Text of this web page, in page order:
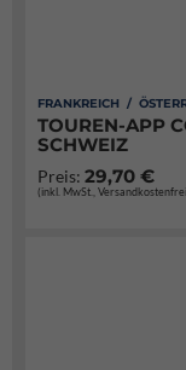
FRANKREICH /
TOUREN-APP
SCHWEIZ
Preis: 29,70 €
(inkl. MwSt.,